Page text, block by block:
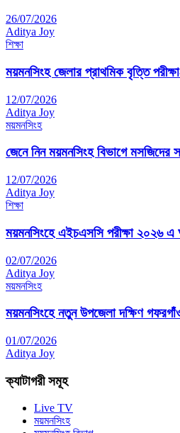
26/07/2026
Aditya Joy
শিক্ষা
ময়মনসিংহ জেলার প্রাথমিক বৃত্তি
12/07/2026
Aditya Joy
ময়মনসিংহ
জেনে নিন ময়মনসিংহ বিভাগে মসজিদের
12/07/2026
Aditya Joy
শিক্ষা
ময়মনসিংহে এইচএসসি পরীক্ষা ২০২৬ এ
02/07/2026
Aditya Joy
ময়মনসিংহ
ময়মনসিংহে নতুন উপজেলা দক্ষিণ
01/07/2026
Aditya Joy
ক্যাটাগরী সমূহ
Live TV
ময়মনসিংহ